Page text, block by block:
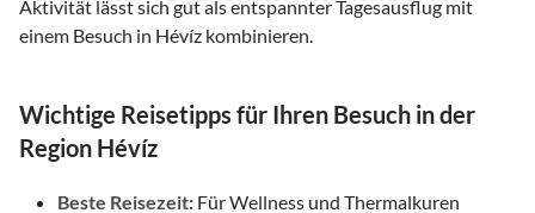
Aktivität lässt sich gut als entspannter Tagesausflug mit
einem Besuch in Hévíz kombinieren.
Wichtige Reisetipps für Ihren Besuch in der
Region Hévíz
Beste Reisezeit: Für Wellness und Thermalkuren